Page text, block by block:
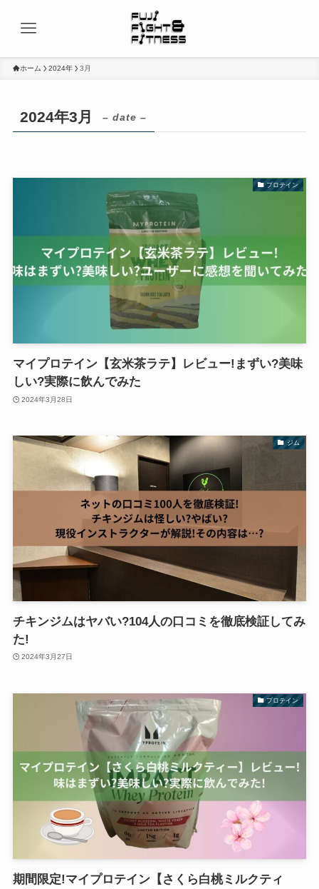
ホーム 2024年 3月
2024年3月 – date –
プロテイン
マイプロテイン【玄米茶ラテ】レビュー!まずい?美味
しい?実際に飲んでみた
2024年3月28日
ジム
チキンジムはヤバい?104人の口コミを徹底検証してみ
た!
2024年3月27日
プロテイン
期間限定!マイプロテイン【さくら白桃ミルクティ